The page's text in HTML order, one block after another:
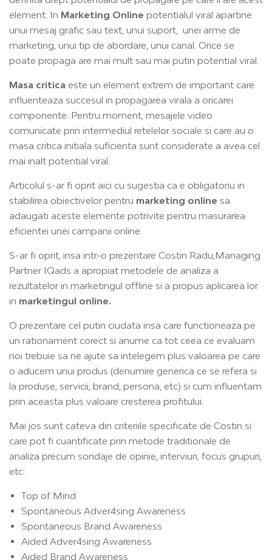
element. In Marketing Online potentialul viral apartine
unui mesaj grafic sau text, unui suport, unei arme de
marketing, unui tip de abordare, unui canal. Orice se
poate propaga are mai mult sau mai putin potential viral.
Masa critica este un element extrem de important care
influenteaza succesul in propagarea virala a oricarei
componente. Pentru moment, mesajele video
comunicate prin intermediul retelelor sociale si care au o
masa critica initiala suficienta sunt considerate a avea cel
mai inalt potential viral.
Articolul s-ar fi oprit aici cu sugestia ca e obligatoriu in
stabilirea obiectivelor pentru marketing online sa
adaugati aceste elemente potrivite pentru masurarea
eficientei unei campanii online.
S-ar fi oprit, insa intr-o prezentare Costin Radu,Managing
Partner IQads a apropiat metodele de analiza a
rezultatelor in marketingul offline si a propus aplicarea lor
in marketingul online.
O prezentare cel putin ciudata insa care functioneaza pe
un rationament corect si anume ca tot ceea ce evaluam
noi trebuie sa ne ajute sa intelegem plus valoarea pe care
o aducem unui produs (denumire generica ce se refera si
la produse, servicii, brand, persona, etc) si cum influentam
prin aceasta plus valoare cresterea profitului.
Mai jos sunt cateva din criteriile specificate de Costin si
care pot fi cuantificate prin metode traditionale de
analiza precum sondaje de opinie, interviuri, focus grupuri,
etc:
Top of Mind
Spontaneous Adver4sing Awareness
Spontaneous Brand Awareness
Aided Adver4sing Awareness
Aided Brand Awareness